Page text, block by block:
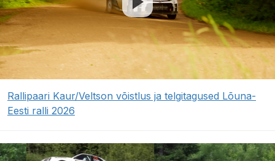
Rallipaari Kaur/Veltson võistlus ja telgitagused Lõuna-
Eesti ralli 2026